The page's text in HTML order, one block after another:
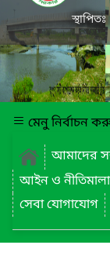
মেনু নির্বাচন
আমাদের
আইন ও নীতিমালা
সেবা যোগাযোগ